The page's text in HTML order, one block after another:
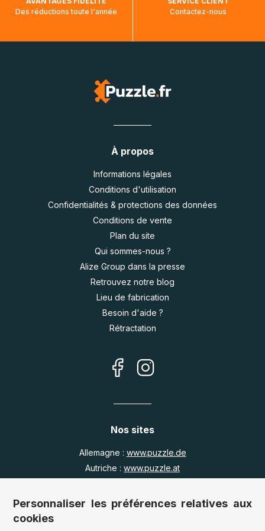
Des réductions toute l'année
Contactez-nous
À propos
Informations légales
Conditions d'utilisation
Confidentialités & protections des données
Conditions de vente
Plan du site
Qui sommes-nous ?
Alize Group dans la presse
Retrouvez notre blog
Lieu de fabrication
Besoin d'aide ?
Rétractation
Nos sites
Allemagne : www.puzzle.de
Autriche : www.puzzle.at
Royaume Uni :
www.jigsawpuzzle.co.uk
Personnaliser les préférences relatives aux
cookies